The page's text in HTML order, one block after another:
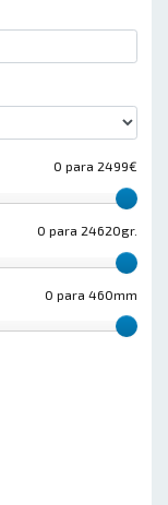
0 para 2499€
0 para 24620gr.
0 para 460mm